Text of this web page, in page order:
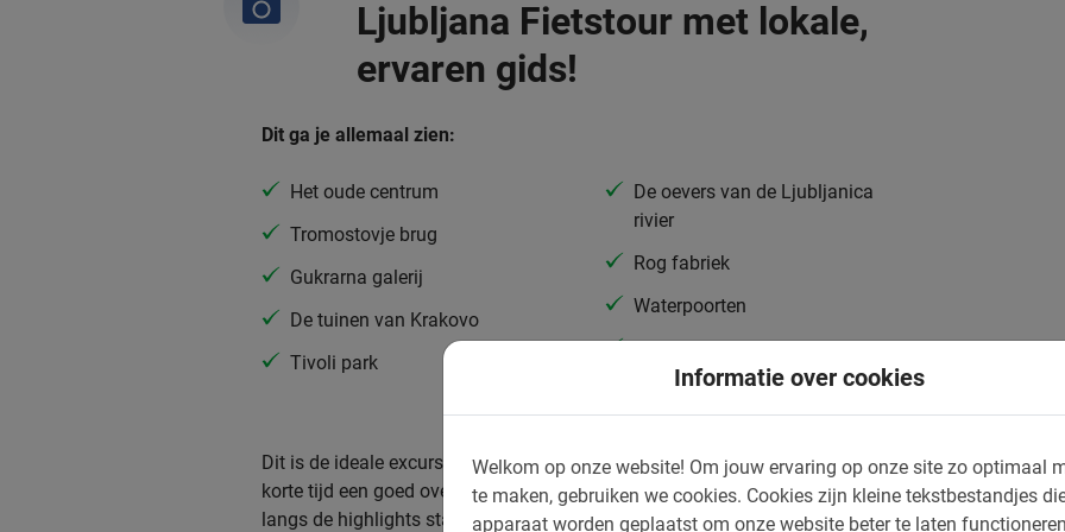
Informatie over cookies
Welkom op onze website! Om jouw ervaring op onze site zo optimaal
te maken, gebruiken we cookies. Cookies zijn kleine tekstbestandjes
apparaat worden geplaatst om onze website beter te laten
Ljubljana Fietstour met lokale,
ervaren gids!
Dit ga je allemaal zien:
Het oude centrum
Tromostovje brug
Gukrarna galerij
De tuinen van Krakovo
Tivoli park
De oevers van de Ljubljanica
rivier
Rog fabriek
Waterpoorten
Trnovo
Spica
Dit is de ideale excursie als je weinig tijd hebt of wanneer je gewoon in een
korte tijd een goed overzicht van de stad wilt krijgen. De Ljubljana Fietstour
langs de highlights start in het centrum waar je eerst langs de bekendste